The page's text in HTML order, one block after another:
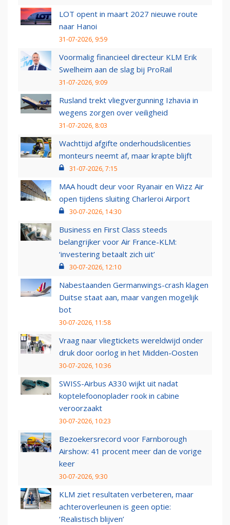
LOT opent in maart 2027 nieuwe route
naar Hanoi
31-07-2026, 9:59
Voormalig financieel directeur KLM Erik
Swelheim aan de slag bij ProRail
31-07-2026, 9:09
Rusland trekt vliegvergunning Izhavia in
wegens zorgen over veiligheid
31-07-2026, 8:03
Wachttijd afgifte onderhoudslicenties
monteurs neemt af, maar krapte blijft
31-07-2026, 7:15
MAA houdt deur voor Ryanair en Wizz Air
open tijdens sluiting Charleroi Airport
30-07-2026, 14:30
Business en First Class steeds
belangrijker voor Air France-KLM:
‘investering betaalt zich uit’
30-07-2026, 12:10
Nabestaanden Germanwings-crash klagen
Duitse staat aan, maar vangen mogelijk
bot
30-07-2026, 11:58
Vraag naar vliegtickets wereldwijd onder
druk door oorlog in het Midden-Oosten
30-07-2026, 10:36
SWISS-Airbus A330 wijkt uit nadat
koptelefoonoplader rook in cabine
veroorzaakt
30-07-2026, 10:23
Bezoekersrecord voor Farnborough
Airshow: 41 procent meer dan de vorige
keer
30-07-2026, 9:30
KLM ziet resultaten verbeteren, maar
achteroverleunen is geen optie:
‘Realistisch blijven’